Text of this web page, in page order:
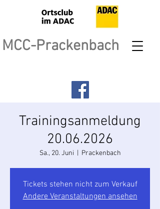
MCC-Prackenbach
Trainingsanmeldung
20.06.2026
Sa., 20. Juni Prackenbach
Tickets stehen nicht zum Verkauf
Andere Veranstaltungen ansehen